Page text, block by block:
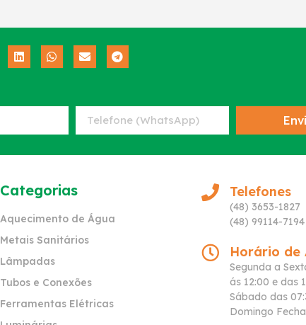
Categorias
Aquecimento de Água
Metais Sanitários
Lâmpadas
Tubos e Conexões
Ferramentas Elétricas
Telefones
(48) 3653-1827
(48) 99114-
Horário de
Segunda a
ás 12:00 e das
Sábado das
Domingo